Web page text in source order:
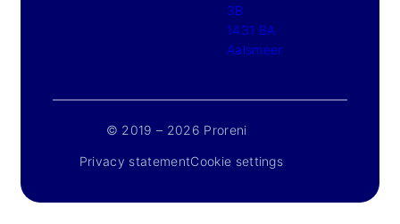
3B
1431 BA
Aalsmeer
© 2019 – 2026 Proreni
Privacy statementCookie settings